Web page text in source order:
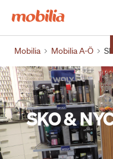
Mobilia Mobilia A-Ö
SKO &